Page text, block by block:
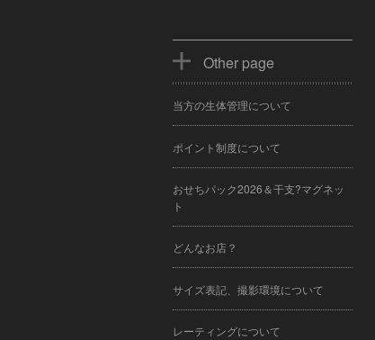
Other page
当方の生体管理について
ポイント制度について
おせちパック2026＆干支?マグネッ
ト
どんなお店？
サイズ表記、撮影環境について
レーティングについて